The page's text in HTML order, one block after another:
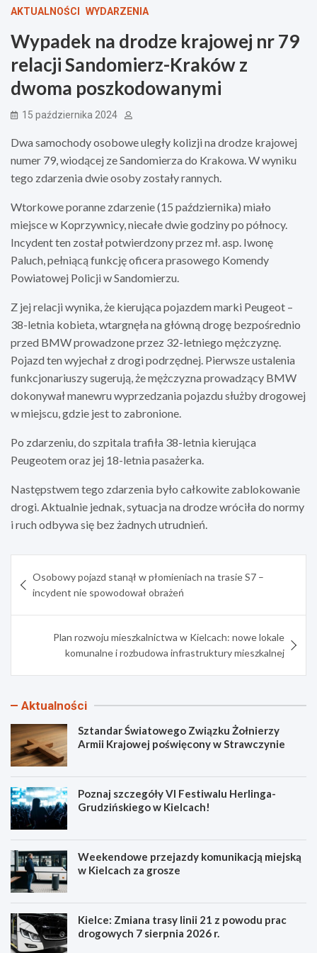
AKTUALNOŚCI WYDARZENIA
Wypadek na drodze krajowej nr 79
relacji Sandomierz-Kraków z
dwoma poszkodowanymi
15 października 2024
Dwa samochody osobowe uległy kolizji na drodze krajowej
numer 79, wiodącej ze Sandomierza do Krakowa. W wyniku
tego zdarzenia dwie osoby zostały rannych.
Wtorkowe poranne zdarzenie (15 października) miało
miejsce w Koprzywnicy, niecałe dwie godziny po północy.
Incydent ten został potwierdzony przez mł. asp. Iwonę
Paluch, pełniącą funkcję oficera prasowego Komendy
Powiatowej Policji w Sandomierzu.
Z jej relacji wynika, że kierująca pojazdem marki Peugeot –
38-letnia kobieta, wtargnęła na główną drogę bezpośrednio
przed BMW prowadzone przez 32-letniego mężczyznę.
Pojazd ten wyjechał z drogi podrzędnej. Pierwsze ustalenia
funkcjonariuszy sugerują, że mężczyzna prowadzący BMW
dokonywał manewru wyprzedzania pojazdu służby drogowej
w miejscu, gdzie jest to zabronione.
Po zdarzeniu, do szpitala trafiła 38-letnia kierująca
Peugeotem oraz jej 18-letnia pasażerka.
Następstwem tego zdarzenia było całkowite zablokowanie
drogi. Aktualnie jednak, sytuacja na drodze wróciła do normy
i ruch odbywa się bez żadnych utrudnień.
wpisu
Osobowy pojazd stanął w płomieniach na trasie S7 –
incydent nie spowodował obrażeń
Plan rozwoju mieszkalnictwa w Kielcach: nowe lokale
komunalne i rozbudowa infrastruktury mieszkalnej
Aktualności
Sztandar Światowego Związku Żołnierzy
Armii Krajowej poświęcony w Strawczynie
Poznaj szczegóły VI Festiwalu Herlinga-
Grudzińskiego w Kielcach!
Weekendowe przejazdy komunikacją miejską
w Kielcach za grosze
Kielce: Zmiana trasy linii 21 z powodu prac
drogowych 7 sierpnia 2026 r.